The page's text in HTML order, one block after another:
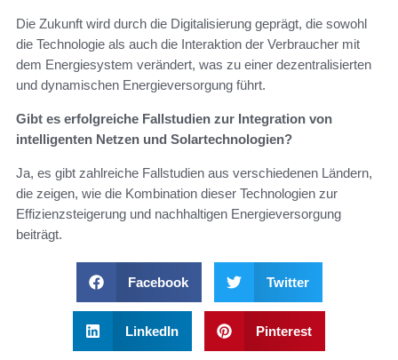
Die Zukunft wird durch die Digitalisierung geprägt, die sowohl
die Technologie als auch die Interaktion der Verbraucher mit
dem Energiesystem verändert, was zu einer dezentralisierten
und dynamischen Energieversorgung führt.
Gibt es erfolgreiche Fallstudien zur Integration von
intelligenten Netzen und Solartechnologien?
Ja, es gibt zahlreiche Fallstudien aus verschiedenen Ländern,
die zeigen, wie die Kombination dieser Technologien zur
Effizienzsteigerung und nachhaltigen Energieversorgung
beiträgt.
Facebook Twitter
LinkedIn Pinterest